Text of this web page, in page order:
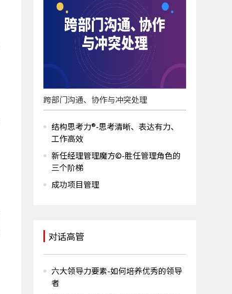
跨部门沟通、协作与冲突处理
结构思考力®-思考清晰、表达有力、
工作高效
新任经理管理魔方©-胜任管理角色的
三个阶梯
成功项目管理
对话高管
六大领导力要素-如何培养优秀的领导
者